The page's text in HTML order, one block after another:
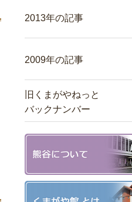
2013年の記事
2009年の記事
旧くまがやねっと
バックナンバー